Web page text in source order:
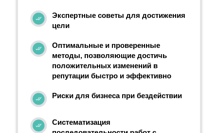
Экспертные советы для достижения
цели
Оптимальные и проверенные
методы, позволяющие достичь
положительных изменений в
репутации быстро и эффективно
Риски для бизнеса при бездействии
Систематизация